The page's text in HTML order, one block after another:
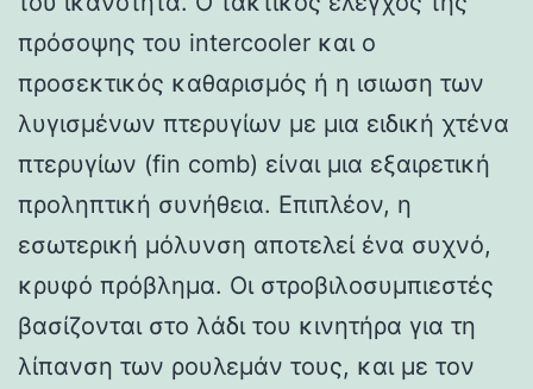
πρόσοψης του intercooler και ο
προσεκτικός καθαρισμός ή η ισιωση των
λυγισμένων πτερυγίων με μια ειδική χτένα
πτερυγίων (fin comb) είναι μια εξαιρετική
προληπτική συνήθεια. Επιπλέον, η
εσωτερική μόλυνση αποτελεί ένα συχνό,
κρυφό πρόβλημα. Οι στροβιλοσυμπιεστές
βασίζονται στο λάδι του κινητήρα για τη
λίπανση των ρουλεμάν τους, και με τον